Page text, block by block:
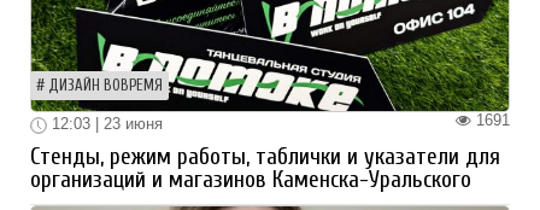
ДИЗАЙН ВОВРЕМЯ
1691
12:03 | 23 июня
Стенды, режим работы, таблички и указатели для
организаций и магазинов Каменска-Уральского